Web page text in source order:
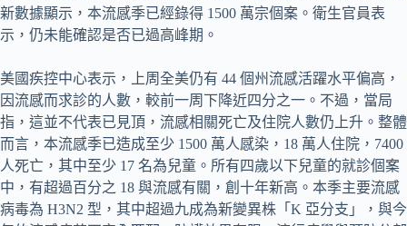
新數據顯示，本流感季已經錄得 1500 萬宗個案。衛生官員表
示，仍未能確認是否已過高峰期。
美國疾控中心表示，上周全美仍有 44 個州流感活躍水平偏高，
因流感而求診的人數，較前一周下降近四分之一。不過，當局
指，這並不代表已見頂，流感相關死亡及住院人數仍上升。整體
而言，本流感季已造成至少 1500 萬人感染，18 萬人住院，7400
人死亡，其中至少 17 名為兒童。所有四歲以下兒童的就診個案
中，有超過百分之 18 與流感有關，創十年新高。本季主要流感
病毒為 H3N2 型，其中超過九成為新變異株「K 亞分支」，與今